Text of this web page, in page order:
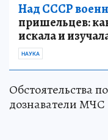
Над СССР
пришельцев:
искала и
НАУКА
Обстоятельства
дознаватели МЧС